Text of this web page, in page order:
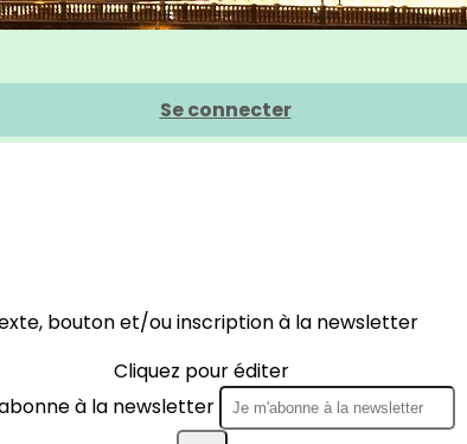
Se connecter
bouton et/ou inscription à la newsletter
Cliquez pour éditer
à la newsletter